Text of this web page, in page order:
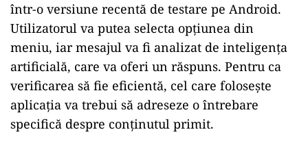
într-o versiune recentă de testare pe Android.
Utilizatorul va putea selecta opțiunea din
meniu, iar mesajul va fi analizat de inteligența
artificială, care va oferi un răspuns. Pentru ca
verificarea să fie eficientă, cel care folosește
aplicația va trebui să adreseze o întrebare
specifică despre conținutul primit.